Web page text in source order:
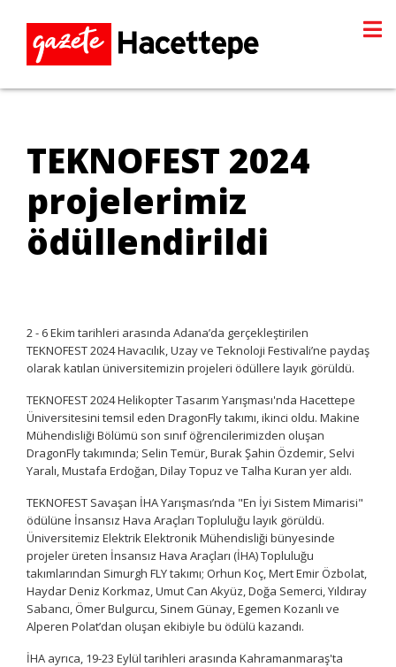
TEKNOFEST 2024
projelerimiz
ödüllendirildi
2 - 6 Ekim tarihleri arasında Adana’da gerçekleştirilen
TEKNOFEST 2024 Havacılık, Uzay ve Teknoloji Festivali’ne paydaş
olarak katılan üniversitemizin projeleri ödüllere layık görüldü.
TEKNOFEST 2024 Helikopter Tasarım Yarışması'nda Hacettepe
Üniversitesini temsil eden DragonFly takımı, ikinci oldu. Makine
Mühendisliği Bölümü son sınıf öğrencilerimizden oluşan
DragonFly takımında; Selin Temür, Burak Şahin Özdemir, Selvi
Yaralı, Mustafa Erdoğan, Dilay Topuz ve Talha Kuran yer aldı.
TEKNOFEST Savaşan İHA Yarışması’nda "En İyi Sistem Mimarisi"
ödülüne İnsansız Hava Araçları Topluluğu layık görüldü.
Üniversitemiz Elektrik Elektronik Mühendisliği bünyesinde
projeler üreten İnsansız Hava Araçları (İHA) Topluluğu
takımlarından Simurgh FLY takımı; Orhun Koç, Mert Emir Özbolat,
Haydar Deniz Korkmaz, Umut Can Akyüz, Doğa Semerci, Yıldıray
Sabancı, Ömer Bulgurcu, Sinem Günay, Egemen Kozanlı ve
Alperen Polat’dan oluşan ekibiyle bu ödülü kazandı.
İHA ayrıca, 19-23 Eylül tarihleri arasında Kahramanmaraş'ta